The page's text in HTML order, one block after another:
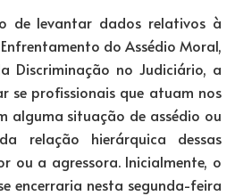
de levantar dados relativos à
do Assédio Moral,
Discriminação no Judiciário, a
se profissionais que atuam nos
alguma situação de assédio ou
relação hierárquica dessas
ou a agressora. Inicialmente, o
encerraria nesta segunda-feira